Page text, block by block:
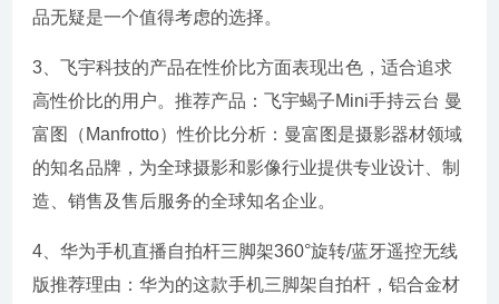
品无疑是一个值得考虑的选择。
3、飞宇科技的产品在性价比方面表现出色，适合追求
高性价比的用户。推荐产品：飞宇蝎子Mini手持云台 曼
富图（Manfrotto）性价比分析：曼富图是摄影器材领域
的知名品牌，为全球摄影和影像行业提供专业设计、制
造、销售及售后服务的全球知名企业。
4、华为手机直播自拍杆三脚架360°旋转/蓝牙遥控无线
版推荐理由：华为的这款手机三脚架自拍杆，铝合金材